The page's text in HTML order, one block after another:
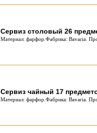
Сервиз столовый 26
Материал: фарфор.Фабрика: Bavaria.
Сервиз чайный 17
Материал: фарфор.Фабрика: Bavaria.